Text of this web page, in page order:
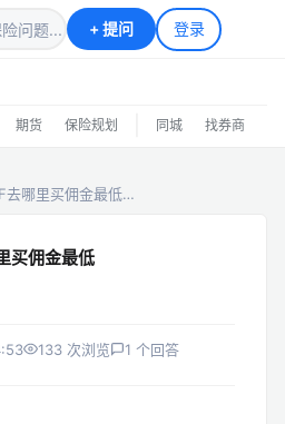
+提问 登录
期货 保险规划 同城 找券商
去哪里买佣金最低…
买佣金最低
133 次浏览 1 个回答